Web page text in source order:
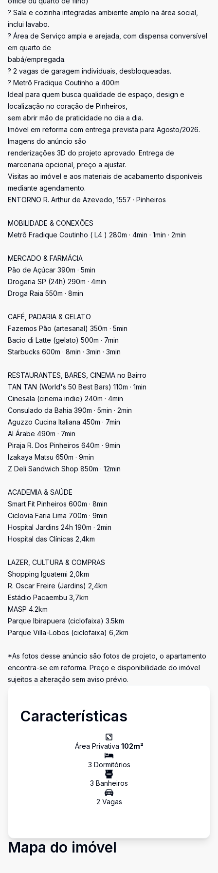
? Sala e cozinha integradas ambiente amplo na área social,
inclui lavabo.
? Área de Serviço ampla e arejada, com dispensa conversível
em quarto de
babá/empregada.
? 2 vagas de garagem individuais, desbloqueadas.
? Metrô Fradique Coutinho a 400m
Ideal para quem busca qualidade de espaço, design e
localização no coração de Pinheiros,
sem abrir mão de praticidade no dia a dia.
Imóvel em reforma com entrega prevista para Agosto/2026.
Imagens do anúncio são
renderizações 3D do projeto aprovado. Entrega de
marcenaria opcional, preço a ajustar.
Visitas ao imóvel e aos materiais de acabamento disponíveis
mediante agendamento.
ENTORNO R. Arthur de Azevedo, 1557 · Pinheiros
MOBILIDADE & CONEXÕES
Metrô Fradique Coutinho ( L4 ) 280m · 4min · 1min · 2min
MERCADO & FARMÁCIA
Pão de Açúcar 390m · 5min
Drogaria SP (24h) 290m · 4min
Droga Raia 550m · 8min
CAFÉ, PADARIA & GELATO
Fazemos Pão (artesanal) 350m · 5min
Bacio di Latte (gelato) 500m · 7min
Starbucks 600m · 8min · 3min · 3min
RESTAURANTES, BARES, CINEMA no Bairro
TAN TAN (World's 50 Best Bars) 110m · 1min
Cinesala (cinema indie) 240m · 4min
Consulado da Bahia 390m · 5min · 2min
Aguzzo Cucina Italiana 450m · 7min
Al Árabe 490m · 7min
Piraja R. Dos Pinheiros 640m · 9min
Izakaya Matsu 650m · 9min
Z Deli Sandwich Shop 850m · 12min
ACADEMIA & SAÚDE
Smart Fit Pinheiros 600m · 8min
Ciclovia Faria Lima 700m · 9min
Hospital Jardins 24h 190m · 2min
Hospital das Clínicas 2,4km
LAZER, CULTURA & COMPRAS
Shopping Iguatemi 2,0km
R. Oscar Freire (Jardins) 2,4km
Estádio Pacaembu 3,7km
MASP 4.2km
Parque Ibirapuera (ciclofaixa) 3.5km
Parque Villa-Lobos (ciclofaixa) 6,2km
*As fotos desse anúncio são fotos de projeto, o apartamento
encontra-se em reforma. Preço e disponibilidade do imóvel
sujeitos a alteração sem aviso prévio.
Características
Área Privativa 102m²
3 Dormitórios
3 Banheiros
2 Vagas
Mapa do imóvel